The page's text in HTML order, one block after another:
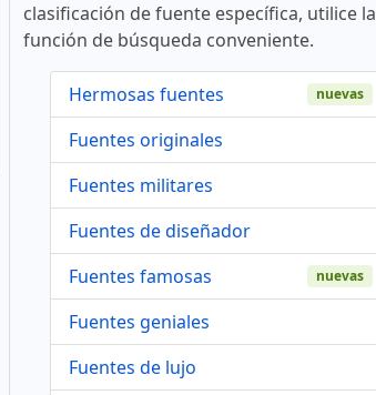
clasificación de fuente específica, utilice la
función de búsqueda conveniente.
Hermosas fuentes nuevas
Fuentes originales
Fuentes militares
Fuentes de diseñador
Fuentes famosas
nuevas
Fuentes geniales
Fuentes de lujo